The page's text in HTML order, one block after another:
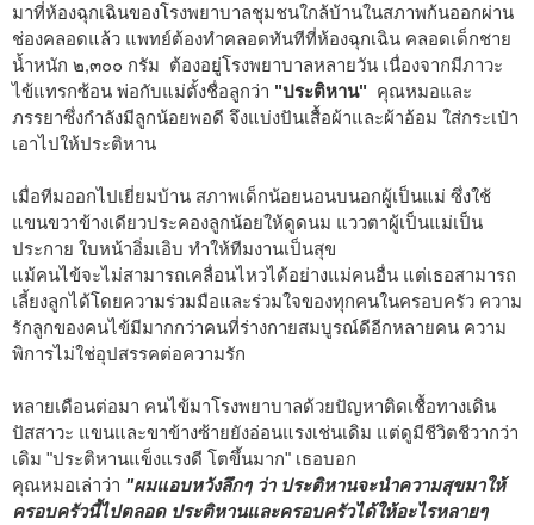
มาที่ห้องฉุกเฉินของโรงพยาบาลชุมชนใกล้บ้านในสภาพก้นออกผ่าน
ช่องคลอดแล้ว แพทย์ต้องทำคลอดทันทีที่ห้องฉุกเฉิน คลอดเด็กชาย
น้ำหนัก ๒,๓๐๐ กรัม ต้องอยู่โรงพยาบาลหลายวัน เนื่องจากมีภาวะ
ไข้แทรกซ้อน พ่อกับแม่ตั้งชื่อลูกว่า "ประติหาน" คุณหมอและ
ภรรยาซึ่งกำลังมีลูกน้อยพอดี จึงแบ่งปันเสื้อผ้าและผ้าอ้อม ใส่กระเป๋า
เอาไปให้ประติหาน
เมื่อทีมออกไปเยี่ยมบ้าน สภาพเด็กน้อยนอนบนอกผู้เป็นแม่ ซึ่งใช้
แขนขวาข้างเดียวประคองลูกน้อยให้ดูดนม แววตาผู้เป็นแม่เป็น
ประกาย ใบหน้าอิ่มเอิบ ทำให้ทีมงานเป็นสุข
แม้คนไข้จะไม่สามารถเคลื่อนไหวได้อย่างแม่คนอื่น แต่เธอสามารถ
เลี้ยงลูกได้โดยความร่วมมือและร่วมใจของทุกคนในครอบครัว ความ
รักลูกของคนไข้มีมากกว่าคนที่ร่างกายสมบูรณ์ดีอีกหลายคน ความ
พิการไม่ใช่อุปสรรคต่อความรัก
หลายเดือนต่อมา คนไข้มาโรงพยาบาลด้วยปัญหาติดเชื้อทางเดิน
ปัสสาวะ แขนและขาข้างซ้ายยังอ่อนแรงเช่นเดิม แต่ดูมีชีวิตชีวากว่า
เดิม "ประติหานแข็งแรงดี โตขึ้นมาก" เธอบอก
คุณหมอเล่าว่า "ผมแอบหวังลึกๆ ว่า ประติหานจะนำความสุขมาให้
ครอบครัวนี้ไปตลอด ประติหานและครอบครัวได้ให้อะไรหลายๆ